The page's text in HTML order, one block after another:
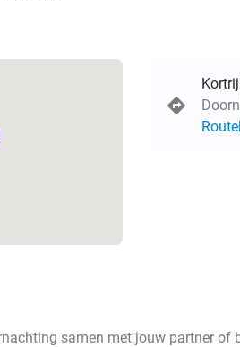
samen met jouw partner of